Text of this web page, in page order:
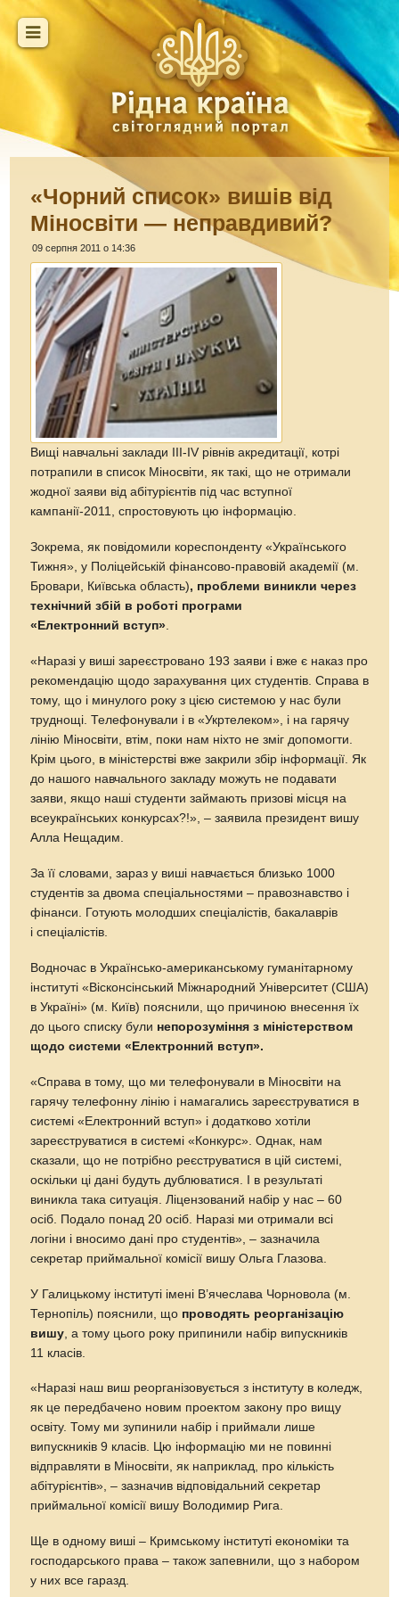
«Чорний список» вишів від
Міносвіти — неправдивий?
09 серпня 2011 о 14:36
Вищі навчальні заклади ІІІ-ІV рівнів акредитації, котрі
потрапили в список Міносвіти, як такі, що не отримали
жодної заяви від абітурієнтів під час вступної
кампанії-2011, спростовують цю інформацію.
Зокрема, як повідомили кореспонденту «Українського
Тижня», у Поліцейській фінансово-правовій академії (м.
Бровари, Київська область), проблеми виникли через
технічний збій в роботі програми
«Електронний вступ»
«Наразі у виші зареєстровано 193 заяви і вже є наказ про
рекомендацію щодо зарахування цих студентів. Справа в
тому, що і минулого року з цією системою у нас були
труднощі. Телефонували і в «Укртелеком», і на гарячу
лінію Міносвіти, втім, поки нам ніхто не зміг допомогти.
Крім цього, в міністерстві вже закрили збір інформації. Як
до нашого навчального закладу можуть не подавати
заяви, якщо наші студенти займають призові місця на
всеукраїнських конкурсах?!», – заявила президент вишу
Алла Нещадим.
За її словами, зараз у виші навчається близько 1000
студентів за двома спеціальностями – правознавство і
фінанси. Готують молодших спеціалістів, бакалаврів
і спеціалістів.
Водночас в Українсько-американському гуманітарному
інституті «Вісконсінський Міжнародний Університет (США)
в Україні» (м. Київ) пояснили, що причиною внесення їх
до цього списку були непорозуміння з міністерством
щодо системи «Електронний вступ».
«Справа в тому, що ми телефонували в Міносвіти на
гарячу телефонну лінію і намагались зареєструватися в
системі «Електронний вступ» і додатково хотіли
зареєструватися в системі «Конкурс». Однак, нам
сказали, що не потрібно реєструватися в цій системі,
оскільки ці дані будуть дублюватися. І в результаті
виникла така ситуація. Ліцензований набір у нас – 60
осіб. Подало понад 20 осіб. Наразі ми отримали всі
логіни і вносимо дані про студентів», – зазначила
секретар приймальної комісії вишу Ольга Глазова.
У Галицькому інституті імені В’ячеслава Чорновола (м.
Тернопіль) пояснили, що проводять реорганізацію
вишу , а тому цього року припинили набір випускників
11 класів.
«Наразі наш виш реорганізовується з інституту в коледж,
як це передбачено новим проектом закону про вищу
освіту. Тому ми зупинили набір і приймали лише
випускників 9 класів. Цю інформацію ми не повинні
відправляти в Міносвіти, як наприклад, про кількість
абітурієнтів», – зазначив відповідальний секретар
приймальної комісії вишу Володимир Рига.
Ще в одному виші – Кримському інституті економіки та
господарського права – також запевнили, що з набором
у них все гаразд.